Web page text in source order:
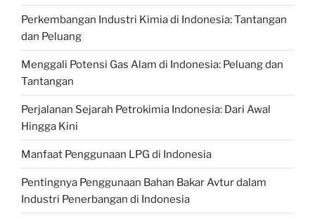
Perkembangan Industri Kimia di Indonesia: Tantangan
dan Peluang
Menggali Potensi Gas Alam di Indonesia: Peluang dan
Tantangan
Perjalanan Sejarah Petrokimia Indonesia: Dari Awal
Hingga Kini
Manfaat Penggunaan LPG di Indonesia
Pentingnya Penggunaan Bahan Bakar Avtur dalam
Industri Penerbangan di Indonesia